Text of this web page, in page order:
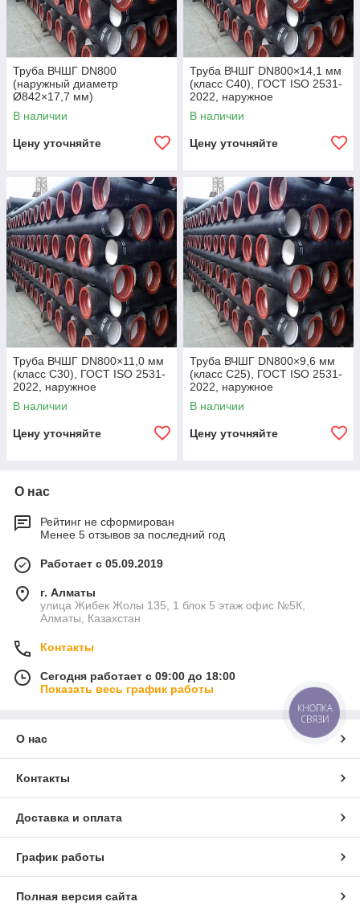
Труба ВЧШГ DN800
(наружный диаметр
Ø842×17,7 мм)
В наличии
Цену уточняйте
Труба ВЧШГ DN800×14,1 мм
(класс C40), ГОСТ ISO 2531-
2022, наружное
полиуретановое покрытие,
внутреннее цементно-
В наличии
Цену уточняйте
Труба ВЧШГ DN800×11,0 мм
(класс C30), ГОСТ ISO 2531-
2022, наружное
полиуретановое покрытие,
внутреннее цементно-
В наличии
Цену уточняйте
Труба ВЧШГ DN800×9,6 мм
(класс C25), ГОСТ ISO 2531-
2022, наружное
полиуретановое покрытие,
внутреннее цементно-
В наличии
Цену уточняйте
О нас
Рейтинг не сформирован
Менее 5 отзывов за последний год
Работает с 05.09.2019
г. Алматы
улица Жибек Жолы 135, 1 блок 5 этаж офис №5К,
Алматы, Казахстан
Контакты
Сегодня работает с 09:00 до 18:00
Показать весь график работы
О нас
Контакты
Доставка и оплата
График работы
Полная версия сайта
КНОПКА
СВЯЗИ